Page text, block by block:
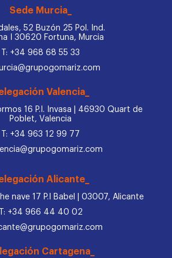
Sede Murcia_
52 Buzón 25 Pol. Ind.
I 30620 Fortuna, Murcia
T: +34 968 68 55 33
Valencia_
16 P.I. Invasa | 46930 Quart de
Poblet, Valencia
T: +34 963 12 99 77
Alicante_
nave 17 P.I Babel | 03007, Alicante
T: +34 966 44 40 02
Cartagena_